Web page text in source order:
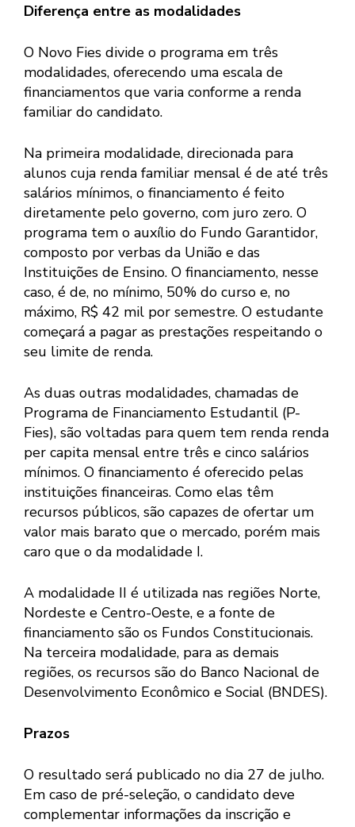
Diferença entre as modalidades
O Novo Fies divide o programa em três
modalidades, oferecendo uma escala de
financiamentos que varia conforme a renda
familiar do candidato.
Na primeira modalidade, direcionada para
alunos cuja renda familiar mensal é de até três
salários mínimos, o financiamento é feito
diretamente pelo governo, com juro zero. O
programa tem o auxílio do Fundo Garantidor,
composto por verbas da União e das
Instituições de Ensino. O financiamento, nesse
caso, é de, no mínimo, 50% do curso e, no
máximo, R$ 42 mil por semestre. O estudante
começará a pagar as prestações respeitando o
seu limite de renda.
As duas outras modalidades, chamadas de
Programa de Financiamento Estudantil (P-
Fies), são voltadas para quem tem renda renda
per capita mensal entre três e cinco salários
mínimos. O financiamento é oferecido pelas
instituições financeiras. Como elas têm
recursos públicos, são capazes de ofertar um
valor mais barato que o mercado, porém mais
caro que o da modalidade I.
A modalidade II é utilizada nas regiões Norte,
Nordeste e Centro-Oeste, e a fonte de
financiamento são os Fundos Constitucionais.
Na terceira modalidade, para as demais
regiões, os recursos são do Banco Nacional de
Desenvolvimento Econômico e Social (BNDES).
Prazos
O resultado será publicado no dia 27 de julho.
Em caso de pré-seleção, o candidato deve
complementar informações da inscrição e